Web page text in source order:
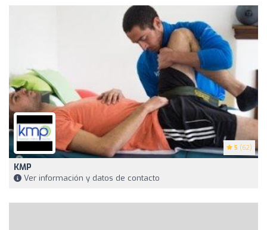
5 (62)
KMP
Ver información y datos de contacto